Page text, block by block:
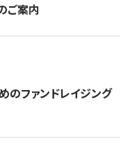
ご案内
のファンドレイジング